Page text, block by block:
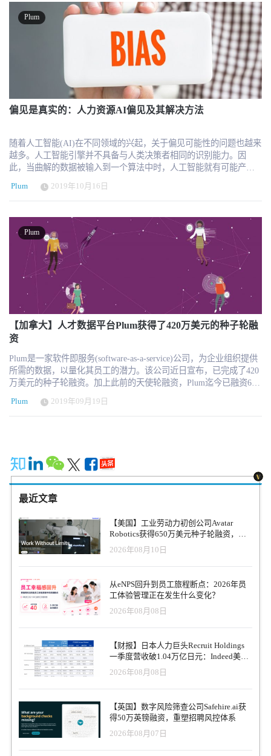
合创始人兼首席执行官Caitlin MacGregor评论说：“我们知道只有当
员工获得发展时，企业才能获得蓬勃发展。我们的投资者专注于创
新，以确保公司为不断变化的工作世界做好准备，我们与投资者都
在密切关注如何将员工与雇主联系起来以提高工作质量。这笔资金
将帮助我们促进销售营销和产品开发，继续扩大Plum的市场影响
理领域带来的创新让人感到兴奋，特别是他们专注于将人才与合适
的就业机会联系起来。我们很高兴支持Plum下一阶段的发展，并期
待与他们探索其他的合作机会”。 WorkTech首席分析师兼创始人
对吸引和支持候选人具有重要作用。 关于Plum Plum使用客观数据
来衡量候选人潜力并将其与相应的工作需求相匹配，从而在整个员
工生命周期中增强人才决策的准确性。Plum具有无与伦比的可扩展
性，使组织能够量化工作匹配度、提高招聘质量、识别候选人潜
了Lighthouse Research & Consulting颁发的HR Tech Award奖项。
Plum
偏见是真实的：人力资源AI偏见及其解决方法
随着人工智能(AI)在不同领域的兴起，关于偏见可能性的问题也越来
越多。人工智能引擎并不具备与人类决策者相同的识别能力。因
此，当曲解的数据被输入到一个算法中时，人工智能就有可能产生
训练AI算法的数据集中普遍存在性别偏见。这也适用于其他行业。
那么，企业如何才能解决人力资源中的AI偏见问题，并在道德上利
用该技术的巨大潜力来改善人力资源系统呢？五位领先的专家分享
了他们的见解。 检查AI偏差时要记住的五件事 有趣的是，创建AI
引擎并非出于偏见。但是，如果使用有偏见的数据集进行训练，他
们很可能会产生偏见。同样，开发人员直到AI引擎开始产生结果后
才可能注意到。 例如，如果不断向自动化招聘人员提供数据，表明
男性更适合担任技术职务，或者女性更适合需要更多软技能的工
作，那么AI招聘工具将使这种偏见永存。通过与来自世界各地的人
力资源专业人员的交谈，我们探讨了该问题的有趣方面。 1.您可能
正在邀请一组偏斜的候选人 通常，在尝试担任软件开发人员，团队
负责人，现场工作人员和C级主管等职位的申请人中，缺乏性别多样
性。根本原因是工作说明的表达方式。在招聘阶段出现偏见之前，
为经济学家约旦·比恩鲍姆（Jordan Birnbaum）分享了他对此的看
法：“职位描述是有偏见的温床。我们使用的单词难以置信。“竞争
性”，“分析性”和“独立性”等词与“协作”，“尽责”和“善于交际”发送的
潜意识信息截然不同。 “这些话不仅会影响面试官。他们向求职者发
合道德的。情况并非总是如此-AI的决策也可能会产生偏差，在实施
前需要仔细考虑。 AVTAR集团总裁Saundarya Rajesh博士警告说，不
要谬论。“当我们考虑到AI和ML在社会和商业环境中将扮演的广泛
角色时，偏见的问题是无限的。AI和ML并非纯粹的客观数据分析不
美的系统。正如从业人员使我们相信的那样，它不会为我们提供
100％正确或准确的答案。实际上，主题专家告诫我们，可能很难实
现完全无偏见的招聘流程。” 3. AI偏见的根本原因在于缺乏行业多样
性 随着AI的普及，技术背后的人们需要在工作场所拥抱多样性。例
如，亚马逊73％的领导是男性。在Facebook，女性领导率为32.6％。
当AI从历史数据中学习时，这些模式将得到加强。此外，已经发现
在人工智能领域存在性别多样性危机，这意味着开发人工智能解决
方案的人的比例也偏向男性。 Job.com的共同所有者Arran Stewart 详
细阐述了这一挑战：“ AI的种族和性别偏见是谁拥有幕后力量的结
果。超过70％的计算机程序员是白人，尽管我们尽了最大的努力去
中立，我们还是在一个固有地贬低妇女和有色人种（有色人种）的
社会中长大的，这显性地和隐性地告诉我们，他们的能力不及白
人。 。 “这将改变我们的世界观，进而改变我们创造的技术；我们
不一定是积极的女权主义者或种族主义者，但我们的环境使我们能
够使未受挑战的社会根深蒂固的偏见永存。” 4.可以将人工智能转化
为竞争优势 为了使基于AI的HR真正有效和公平，HR必须将注意力
转移到用于机器学习模型的训练数据上。Plum的联合创始人兼首席
执行官Caitlin McGregor认为，这归结为您利用的数据类型。 “市场上
雇用的AI解决方案的大部分使用的是在线收集的数据。因此，大多
数招聘AI解决方案都使用相同的数据集！您不想整天抬头，要意识
Plum 2019年10月16日
Plum
【加拿大】人才数据平台Plum获得了420万美元的种子轮融
资
Plum是一家软件即服务(software-as-a-service)公司，为企业组织提供
所需的数据，以量化其员工的潜力。该公司近日宣布，已完成了420
万美元的种子轮融资。加上此前的天使轮融资，Plum迄今已融资610
SuccessFactors是SAP SuccessFactors的年度用户大会，致力于帮助人
力资源高管和高级商业领袖解决当今最紧迫的与劳动力相关的挑
表示。“在这个自动化和人工智能时代，组织正面临着前所未有的战
略人力规划和人才管理挑战。这笔资金使我们能够扩展我们的团队
以及与SAP的合作伙伴关系，使企业能够利用预测人员数据来应对这
些挑战。” 这轮420万美元的融资由Real Ventures牵头，这是一家风险
投资公司，致力于创建新类别的未来创业公司。Real Ventures的合伙
人珍妮特·班尼斯特说：“在接下来的十年中，人们将需要被分配和接
受从未见过的新工作的培训。” “麦肯锡声称，由于未来15年的自动
化，将有4亿至8亿个工作岗位消失。与此同时，2030年将存在的
85％的工作岗位今天不存在。” 班尼斯特接着说：“Plum是科学验证
的预测数据的唯一提供者，可以扩展以使每个人都能在未来的工作
中找到合适的工作 ，这就是为什么我们认为Plum不仅仅是一个庞大
的公司，但也对数百万人的生活产生了重大的积极影响。” 其他投资
者包括SAP.iO和BDC Capital的Women in Technology Venture Fund。
Plum的应用程序与SAP SuccessFactors Recruiting集成，后者是人力资
本管理套件的一部分。 “员工在角色中的成功不仅取决于员工的硬技
Jambunathan博士说。“但是今天，企业仍然依赖传统的措施和评估，
这些措施和评估往往容易产生主观偏见.SAP.iO基金投资于Plum，因
此我们的客户可以全面了解员工的能力。通过Plum 与
级管理人员或高级别职位提供服务的心理测量评估。在Plum之前，
没有进行过整个组织和整个员工生命周期的心理测量评估。 Plum通
过自动化I / O心理学的专业知识，使最佳实践民主化，使组织能够
Plum 2019年09月19日
最近文章
【美国】工业劳动力初创公司Avatar
Robotics获得650万美元种子轮融资，旨
在打造无限规模的工业劳动力队伍
2026年08月10日
从eNPS回升到员工旅程断点：2026年员
工体验管理正在发生什么变化？
2026年08月08日
【财报】日本人力巨头Recruit Holdings
一季度营收破1.04万亿日元：Indeed美国
收入逆势增长30%，AI招聘推动利润率升
至47.4%
2026年08月08日
【英国】数字风险筛查公司Safehire.ai获
得50万英镑融资，重塑招聘风控体系
2026年08月07日